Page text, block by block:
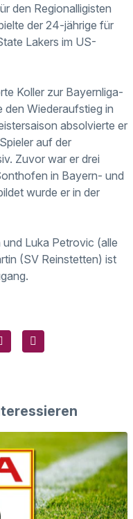
den Regionalligisten
der 24-jährige für
Lakers im US-
Koller zur Bayernliga-
den Wiederaufstieg in
absolvierte er
auf der
Zuvor war er drei
in Bayern- und
wurde er in der
Luka Petrovic (alle
(SV Reinstetten) ist